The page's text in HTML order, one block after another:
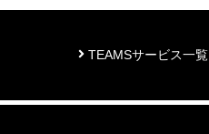
TEAMSサービス一覧